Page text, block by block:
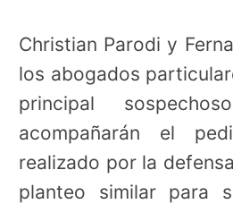
Christian Parodi y
los abogados
principal
acompañarán el
realizado por la
planteo similar para